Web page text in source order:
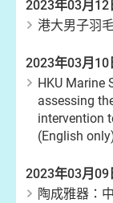
2023年03月12
港大男子羽
2023年03月10
HKU Marine
assessing
intervention
(English
2023年03月09
陶成雅器：